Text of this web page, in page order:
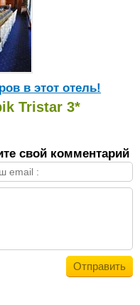
в этот отель!
Tristar 3*
свой комментарий